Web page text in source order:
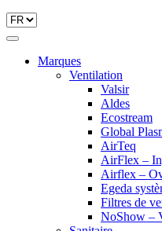
Marques
Ventilation
Valsir
Aldes
Ecostream
Global
AirTeq
AirFlex –
Airflex –
Egeda
Filtres de
NoShow –